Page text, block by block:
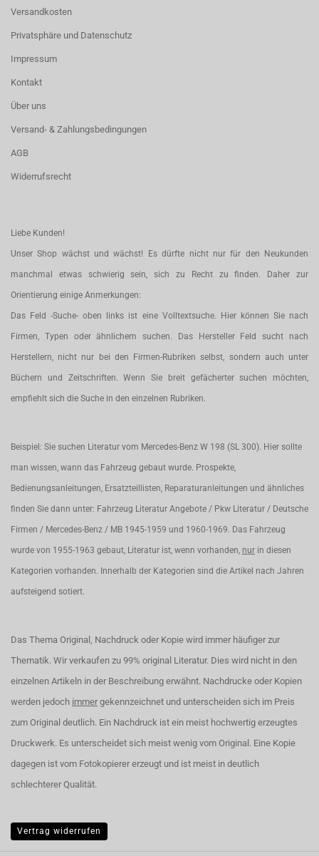
Versandkosten
Privatsphäre und Datenschutz
Impressum
Kontakt
Über uns
Versand- & Zahlungsbedingungen
AGB
Widerrufsrecht
Liebe Kunden!
Unser Shop wächst und wächst! Es dürfte nicht nur für den Neukunden
manchmal etwas schwierig sein, sich zu Recht zu finden. Daher zur
Orientierung einige Anmerkungen:
Das Feld -Suche- oben links ist eine Volltextsuche. Hier können Sie nach
Firmen, Typen oder ähnlichem suchen. Das Hersteller Feld sucht nach
Herstellern, nicht nur bei den Firmen-Rubriken selbst, sondern auch unter
Büchern und Zeitschriften. Wenn Sie breit gefächerter suchen möchten,
empfiehlt sich die Suche in den einzelnen Rubriken.
Beispiel: Sie suchen Literatur vom Mercedes-Benz W 198 (SL 300). Hier sollte
man wissen, wann das Fahrzeug gebaut wurde. Prospekte,
Bedienungsanleitungen, Ersatzteillisten, Reparaturanleitungen und ähnliches
finden Sie dann unter: Fahrzeug Literatur Angebote / Pkw Literatur / Deutsche
Firmen / Mercedes-Benz / MB 1945-1959 und 1960-1969. Das Fahrzeug
wurde von 1955-1963 gebaut, Literatur ist, wenn vorhanden, nur in diesen
Kategorien vorhanden. Innerhalb der Kategorien sind die Artikel nach Jahren
aufsteigend sotiert.
Das Thema Original, Nachdruck oder Kopie wird immer häufiger zur
Thematik. Wir verkaufen zu 99% original Literatur. Dies wird nicht in den
einzelnen Artikeln in der Beschreibung erwähnt. Nachdrucke oder Kopien
werden jedoch immer gekennzeichnet und unterscheiden sich im Preis
zum Original deutlich. Ein Nachdruck ist ein meist hochwertig erzeugtes
Druckwerk. Es unterscheidet sich meist wenig vom Original. Eine Kopie
dagegen ist vom Fotokopierer erzeugt und ist meist in deutlich
schlechterer Qualität.
Vertrag widerrufen